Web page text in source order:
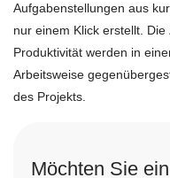
Aufgabenstellungen aus
nur einem Klick erstellt.
Produktivität werden in
Arbeitsweise
des Projekts.
Möchten Sie